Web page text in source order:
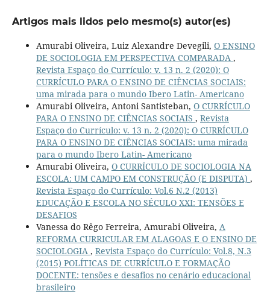
Artigos mais lidos pelo mesmo(s) autor(es)
Amurabi Oliveira, Luiz Alexandre Devegili, O ENSINO
DE SOCIOLOGIA EM PERSPECTIVA COMPARADA ,
Revista Espaço do Currículo: v. 13 n. 2 (2020): O
CURRÍCULO PARA O ENSINO DE CIÊNCIAS SOCIAIS:
uma mirada para o mundo Ibero Latin- Americano
Amurabi Oliveira, Antoni Santisteban, O CURRÍCULO
PARA O ENSINO DE CIÊNCIAS SOCIAIS , Revista
Espaço do Currículo: v. 13 n. 2 (2020): O CURRÍCULO
PARA O ENSINO DE CIÊNCIAS SOCIAIS: uma mirada
para o mundo Ibero Latin- Americano
Amurabi Oliveira, O CURRÍCULO DE SOCIOLOGIA NA
ESCOLA: UM CAMPO EM CONSTRUÇÃO (E DISPUTA) ,
Revista Espaço do Currículo: Vol.6 N.2 (2013)
EDUCAÇÃO E ESCOLA NO SÉCULO XXI: TENSÕES E
DESAFIOS
Vanessa do Rêgo Ferreira, Amurabi Oliveira, A
REFORMA CURRICULAR EM ALAGOAS E O ENSINO DE
SOCIOLOGIA , Revista Espaço do Currículo: Vol.8, N.3
(2015) POLÍTICAS DE CURRÍCULO E FORMAÇÃO
DOCENTE: tensões e desafios no cenário educacional
brasileiro